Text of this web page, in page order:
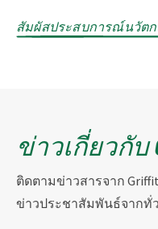
สัมผัสประสบการณ์นวัต
ข่าวเกี่ยวกับ
ติดตามข่าวสารจาก
ข่าวประชาสัมพันธ์จากทั่